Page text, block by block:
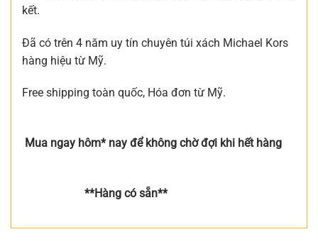
kết.
Đã có trên 4 năm uy tín chuyên túi xách Michael Kors
hàng hiệu từ Mỹ.
Free shipping toàn quốc, Hóa đơn từ Mỹ.
Mua ngay hôm* nay để không chờ đợi khi hết hàng
**Hàng có sẵn**